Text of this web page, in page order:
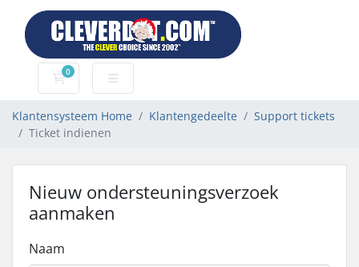
0
Winkelwagen
Klantensysteem Home Klantengedeelte
Support tickets
Ticket indienen
Nieuw ondersteuningsverzoek
aanmaken
Naam